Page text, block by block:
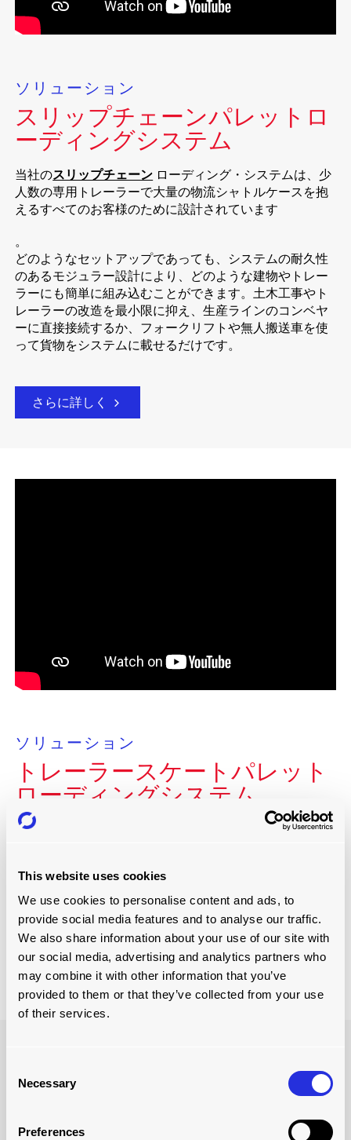
This website uses cookies
We use cookies to personalise content and ads, to
provide social media features and to analyse our traffic.
We also share information about your use of our site with
our social media, advertising and analytics partners who
may combine it with other information that you’ve
provided to them or that they’ve collected from your use
of their services.
Selection
Necessary
Preferences
ソリューション
スリップチェーンパレットロ
ーディングシステム
当社のスリップチェーン ローディング・システムは、少
人数の専用トレーラーで大量の物流シャトルケースを抱
えるすべてのお客様のために設計されています
。
どのようなセットアップであっても、システムの耐久性
のあるモジュラー設計により、どのような建物やトレー
ラーにも簡単に組み込むことができます。土木工事やト
レーラーの改造を最小限に抑え、生産ラインのコンベヤ
ーに直接接続するか、フォークリフトや無人搬送車を使
って貨物をシステムに載せるだけです。
さらに詳しく
ソリューション
トレーラースケートパレット
ローディングシステム
当社の
ローディングソリューションは、より
FMCG、飲料、食品、包装業界全体のビジネスの効率を
向上させますが、速度、安全性、生産高を向上させると
いう目標を持つすべてのビジネスに有効です。
さらに詳しく